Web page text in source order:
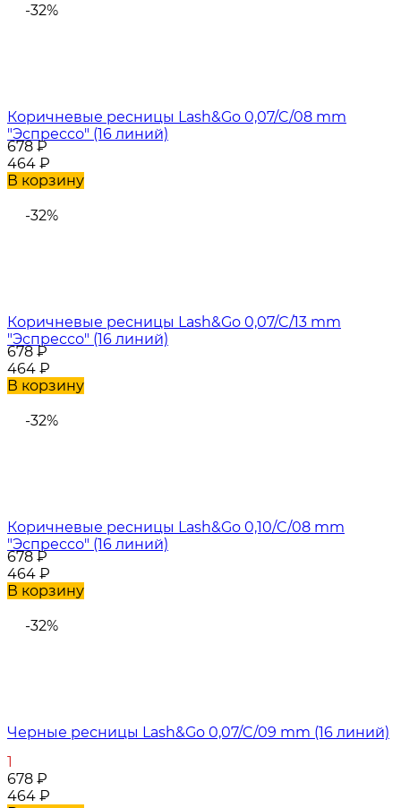
-32%
Коричневые ресницы Lash&Go 0,07/C/08 mm
"Эспрессо" (16 линий)
678₽
464 ₽
В корзину
-32%
Коричневые ресницы Lash&Go 0,07/C/13 mm
"Эспрессо" (16 линий)
678₽
464 ₽
В корзину
-32%
Коричневые ресницы Lash&Go 0,10/C/08 mm
"Эспрессо" (16 линий)
678₽
464 ₽
В корзину
-32%
Черные ресницы Lash&Go 0,07/C/09 mm (16 линий)
1
678 ₽
464 ₽